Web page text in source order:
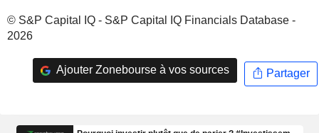
© S&P Capital IQ - S&P Capital IQ Financials Database -
2026
Ajouter Zonebourse à vos sources Partager